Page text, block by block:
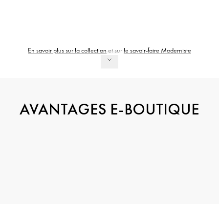
En savoir plus sur la collection et sur le savoir-faire Moderniste
AVANTAGES E-BOUTIQUE